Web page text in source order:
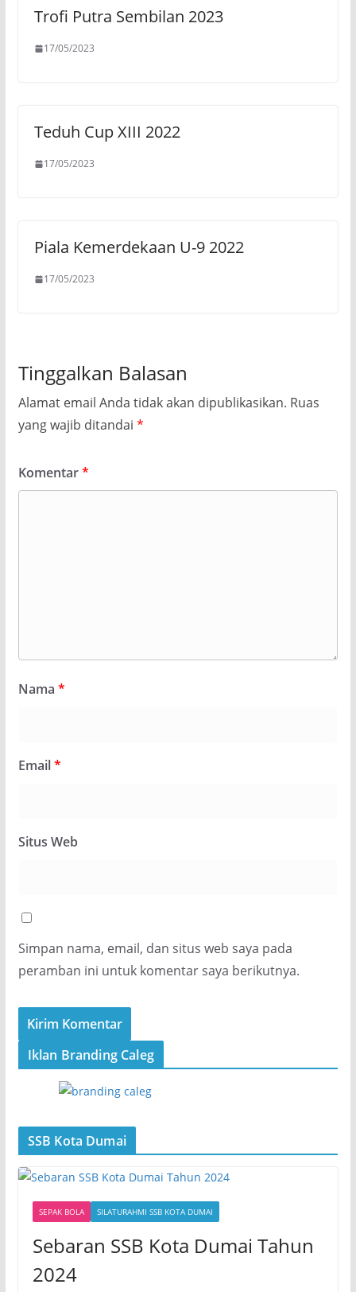
Trofi Putra Sembilan 2023
17/05/2023
Teduh Cup XIII 2022
17/05/2023
Piala Kemerdekaan U-9 2022
17/05/2023
Tinggalkan Balasan
Alamat email Anda tidak akan dipublikasikan. Ruas
yang wajib ditandai *
Komentar*
Nama *
Email*
Situs Web
Simpan nama, email, dan situs web saya pada
peramban ini untuk komentar saya berikutnya.
Iklan Branding Caleg
SSB Kota Dumai
SEPAK BOLA SILATURAHMI SSB KOTA DUMAI
Sebaran SSB Kota Dumai Tahun
2024